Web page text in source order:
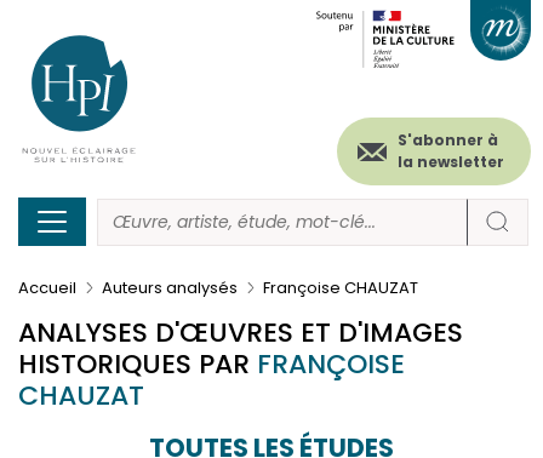
contenu
principal
Menu
secondaire
(header)
S'abonner à
la newsletter
Accueil Auteurs analysés Françoise CHAUZAT
ANALYSES D'ŒUVRES ET D'IMAGES
HISTORIQUES PAR FRANÇOISE
CHAUZAT
TOUTES LES ÉTUDES